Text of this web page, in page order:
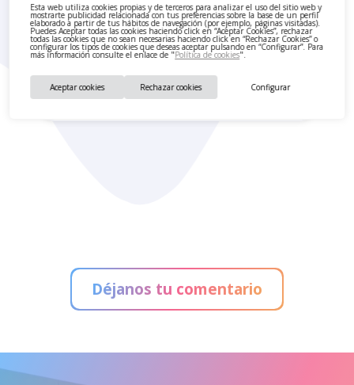
Esta web utiliza cookies propias y de terceros para analizar el uso del sitio web y
mostrarte publicidad relacionada con tus preferencias sobre la base de un perfil
elaborado a partir de tus hábitos de navegación (por ejemplo, páginas visitadas).
Puedes Aceptar todas las cookies haciendo click en “Aceptar Cookies”, rechazar
todas las cookies que no sean necesarias haciendo click en “Rechazar Cookies” o
configurar los tipos de cookies que deseas aceptar pulsando en “Configurar”. Para
más información consulte el enlace de "Política de cookies".
Configurar
Rechazar cookies
Aceptar cookies
Déjanos tu comentario